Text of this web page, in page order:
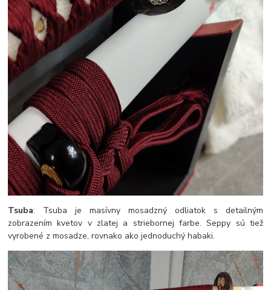
Tsuba: Tsuba je masívny mosadzný odliatok s detailným
zobrazením kvetov v zlatej a striebornej farbe. Seppy sú tiež
vyrobené z mosadze, rovnako ako jednoduchý habaki.